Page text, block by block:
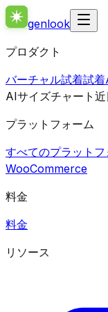
genlook
プロダクト
バーチャル試着試
AIサイズチャート
プラットフォーム
すべてのプラット
WooCommerce
料金
料金
リソース